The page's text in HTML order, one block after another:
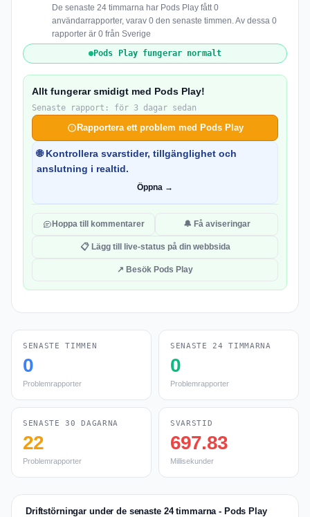
De senaste 24 timmarna har Pods Play fått 0
användarrapporter, varav 0 den senaste timmen. Av dessa 0
rapporter är 0 från Sverige
Pods Play fungerar normalt
Allt fungerar smidigt med Pods Play!
Senaste rapport: för 3 dagar sedan
Rapportera ett problem med Pods Play
🌐 Kontrollera svarstider, tillgänglighet och
anslutning i realtid.
Öppna →
Hoppa till kommentarer 🔔 Få aviseringar
📋 Lägg till live-status på din webbsida
↗ Besök Pods Play
SENASTE TIMMEN
0
Problemrapporter
SENASTE 24 TIMMARNA
0
Problemrapporter
SENASTE 30 DAGARNA
22
Problemrapporter
SVARSTID
697.83
Millisekunder
Driftstörningar under de senaste 24 timmarna - Pods Play